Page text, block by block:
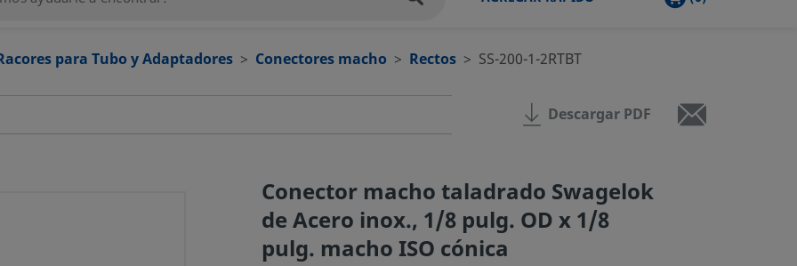
DE
para Tubo y Adaptadores Conectores macho Rectos SS-200-1-2RTBT
Descargar PDF
Conector macho taladrado Swagelok
de Acero inox., 1/8 pulg. OD x 1/8
pulg. macho ISO cónica